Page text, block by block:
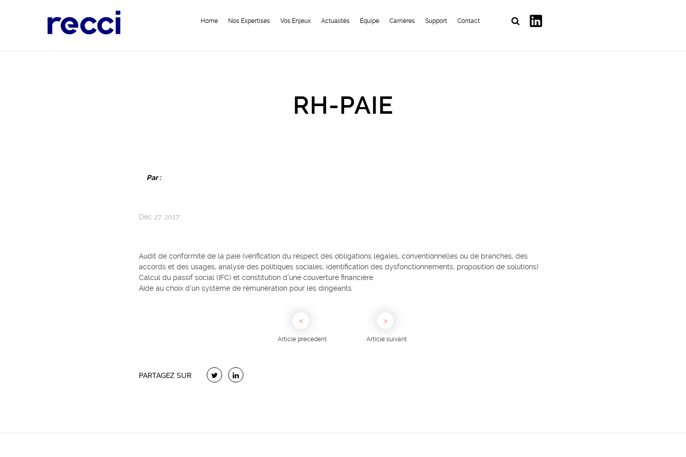
Home Nos Expertises Vos Enjeux Actualités Équipe Carrières Support Contact
RH-PAIE
Par :
Déc 27, 2017
Audit de conformité de la paie (vérification du respect des obligations légales, conventionnelles ou de branches, des
accords et des usages, analyse des politiques sociales, identification des dysfonctionnements, proposition de solutions)
Calcul du passif social (IFC) et constitution d’une couverture financière
Aide au choix d’un système de rémunération pour les dirigeants
Article précédent Article suivant
PARTAGEZ SUR